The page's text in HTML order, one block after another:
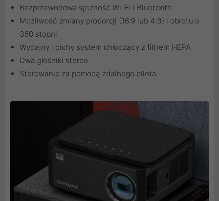
Bezprzewodowa łączność Wi-Fi i Bluetooth
Możliwość zmiany proporcji (16:9 lub 4:3) i obrotu o
360 stopni
Wydajny i cichy system chłodzący z filtrem HEPA
Dwa głośniki stereo
Sterowanie za pomocą zdalnego pilota